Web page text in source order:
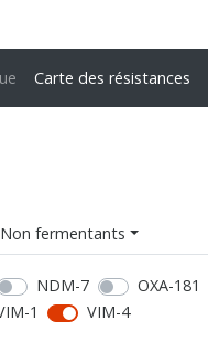
Carte des résistances
Non fermentants
NDM-7 OXA-181
1 VIM-4